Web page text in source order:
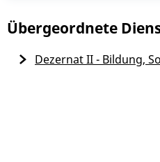
Übergeordnete
Dezernat II - Bildung,